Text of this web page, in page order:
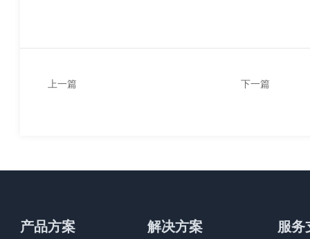
上一篇
下一篇
产品方案 解决方案 服务